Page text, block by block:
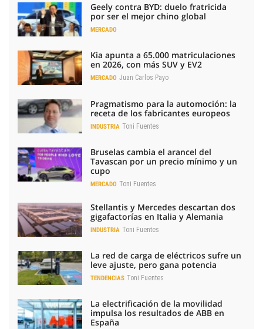
Geely contra BYD: duelo fratricida
por ser el mejor chino global
MERCADO
Kia apunta a 65.000 matriculaciones
en 2026, con más SUV y EV2
MERCADO Juan Carlos Payo
Pragmatismo para la automoción: la
receta de los fabricantes europeos
INDUSTRIA Toni Fuentes
Bruselas cambia el arancel del
Tavascan por un precio mínimo y un
cupo
MERCADO Toni Fuentes
Stellantis y Mercedes descartan dos
gigafactorías en Italia y Alemania
INDUSTRIA Toni Fuentes
La red de carga de eléctricos sufre un
leve ajuste, pero gana potencia
TENDENCIAS Toni Fuentes
La electrificación de la movilidad
impulsa los resultados de ABB en
España